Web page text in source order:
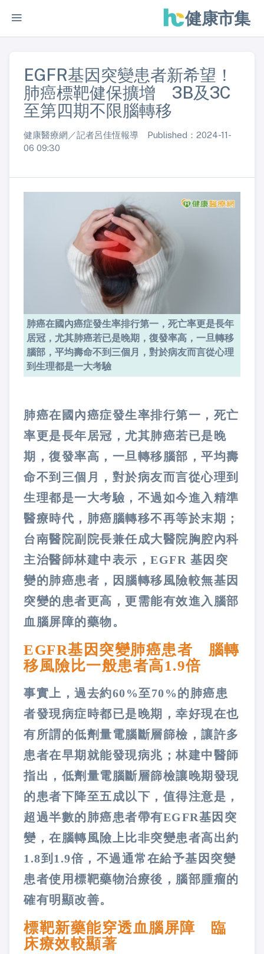
健康市集
EGFR基因突變患者新希望！
肺癌標靶健保擴增 3B及3C
至第四期不限腦轉移
健康醫療網／記者呂佳恆報導 Published：2024-11-
06 09:30
肺癌在國內癌症發生率排行第一，死亡率更是長年
居冠，尤其肺癌若已是晚期，復發率高，一旦轉移
腦部，平均壽命不到三個月，對於病友而言從心理
到生理都是一大考驗
肺癌在國內癌症發生率排行第一，死亡
率更是長年居冠，尤其肺癌若已是晚
期，復發率高，一旦轉移腦部，平均壽
命不到三個月，對於病友而言從心理到
生理都是一大考驗，不過如今進入精準
醫療時代，肺癌腦轉移不再等於末期；
台南醫院副院長兼任成大醫院胸腔內科
主治醫師林建中表示，EGFR 基因突
變的肺癌患者，因腦轉移風險較無基因
突變的患者更高，更需能有效進入腦部
血腦屏障的藥物。
EGFR基因突變肺癌患者 腦轉
移風險比一般患者高1.9倍
事實上，過去約60%至70%的肺癌患
者發現病症時都已是晚期，幸好現在也
有所謂的低劑量電腦斷層篩檢，讓許多
患者在早期就能發現病兆；林建中醫師
指出，低劑量電腦斷層篩檢讓晚期發現
的患者下降至五成以下，值得注意是，
超過半數的肺癌患者帶有EGFR基因突
變，在腦轉風險上比非突變患者高出約
1.8到1.9倍，不過通常在給予基因突變
患者使用標靶藥物治療後，腦部腫瘤的
確有明顯改善。
標靶新藥能穿透血腦屏障 臨
床療效較顯著